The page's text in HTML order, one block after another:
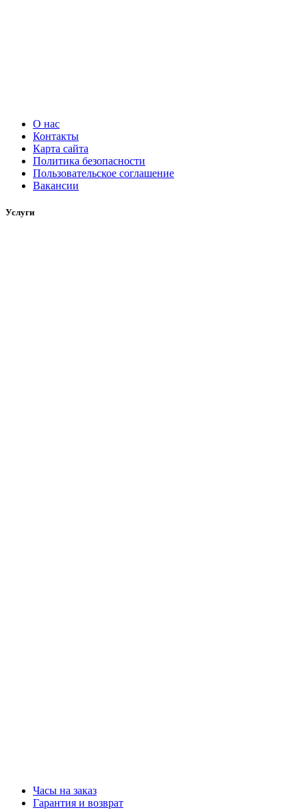
О нас
Контакты
Карта сайта
Политика безопасности
Пользовательское соглашение
Вакансии
Услуги
Часы на заказ
Гарантия и возврат